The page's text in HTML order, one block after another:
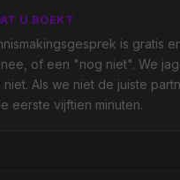
U BOEKT
is gratis
of een "nog niet". We
niet. Als we niet de juiste
eerste vijftien minuten.